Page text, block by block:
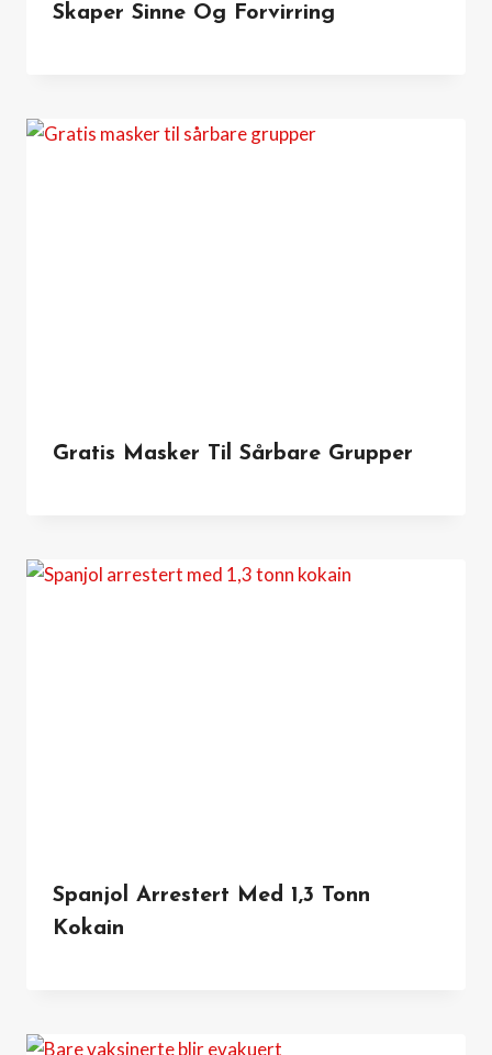
Skaper Sinne Og Forvirring
Gratis Masker Til Sårbare Grupper
Spanjol Arrestert Med 1,3 Tonn
Kokain